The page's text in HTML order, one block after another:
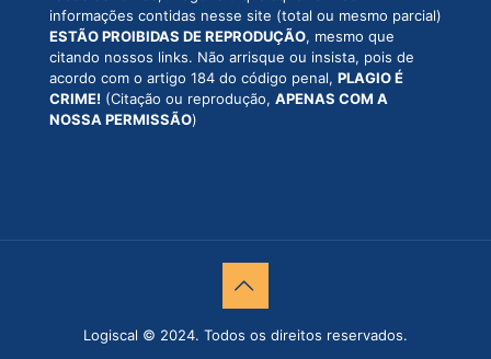
informações contidas nesse site (total ou mesmo parcial)
ESTÃO PROIBIDAS DE REPRODUÇÃO, mesmo que
citando nossos links. Não arrisque ou insista, pois de
acordo com o artigo 184 do código penal, PLAGIO É
CRIME! (Citação ou reprodução, APENAS COM A
NOSSA PERMISSÃO)
Logiscal © 2024. Todos os direitos reservados.